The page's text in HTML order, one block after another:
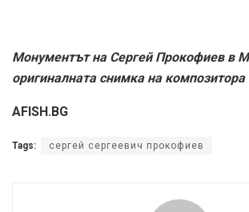
Монументът на Сергей Прокофиев в
оригиналната снимка на композитора
AFISH.BG
Tags: сергей сергеевич прокофиев